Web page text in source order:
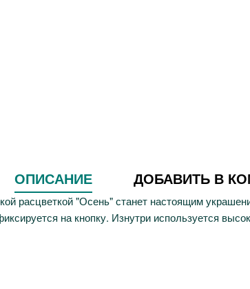
ОПИСАНИЕ ДОБАВИТЬ В
расцветкой "Осень" станет настоящим
на кнопку. Изнутри используется